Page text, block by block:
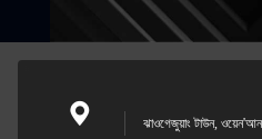
ঝাওগেজুয়াং টাউন, ওয়েন'আন